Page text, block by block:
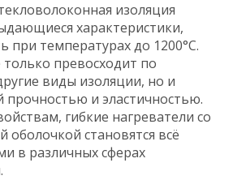
изоляция
характеристики,
при температурах до 1200°C.
превосходит по
виды изоляции, но и
прочностью и эластичностью.
гибкие нагреватели со
оболочкой становятся всё
в различных сферах